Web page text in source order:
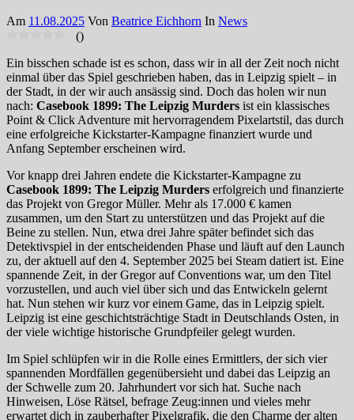
Am 11.08.2025 Von Beatrice Eichhorn In News
()
Ein bisschen schade ist es schon, dass wir in all der Zeit noch nicht
einmal über das Spiel geschrieben haben, das in Leipzig spielt – in
der Stadt, in der wir auch ansässig sind. Doch das holen wir nun
nach: Casebook 1899: The Leipzig Murders ist ein klassisches
Point & Click Adventure mit hervorragendem Pixelartstil, das durch
eine erfolgreiche Kickstarter-Kampagne finanziert wurde und
Anfang September erscheinen wird.
Vor knapp drei Jahren endete die Kickstarter-Kampagne zu
Casebook 1899: The Leipzig Murders erfolgreich und finanzierte
das Projekt von Gregor Müller. Mehr als 17.000 € kamen
zusammen, um den Start zu unterstützen und das Projekt auf die
Beine zu stellen. Nun, etwa drei Jahre später befindet sich das
Detektivspiel in der entscheidenden Phase und läuft auf den Launch
zu, der aktuell auf den 4. September 2025 bei Steam datiert ist. Eine
spannende Zeit, in der Gregor auf Conventions war, um den Titel
vorzustellen, und auch viel über sich und das Entwickeln gelernt
hat. Nun stehen wir kurz vor einem Game, das in Leipzig spielt.
Leipzig ist eine geschichtsträchtige Stadt in Deutschlands Osten, in
der viele wichtige historische Grundpfeiler gelegt wurden.
Im Spiel schlüpfen wir in die Rolle eines Ermittlers, der sich vier
spannenden Mordfällen gegenübersieht und dabei das Leipzig an
der Schwelle zum 20. Jahrhundert vor sich hat. Suche nach
Hinweisen, Löse Rätsel, befrage Zeug:innen und vieles mehr
erwartet dich in zauberhafter Pixelgrafik, die den Charme der alten